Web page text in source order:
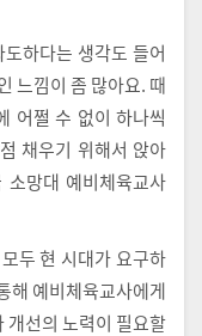
하다는 생각도 들어
느낌이 좀 많아요. 때
어쩔 수 없이 하나씩
채우기 위해서 앉아
망대 예비체육교사
두 현 시대가 요구하
해 예비체육교사에게
개선의 노력이 필요할